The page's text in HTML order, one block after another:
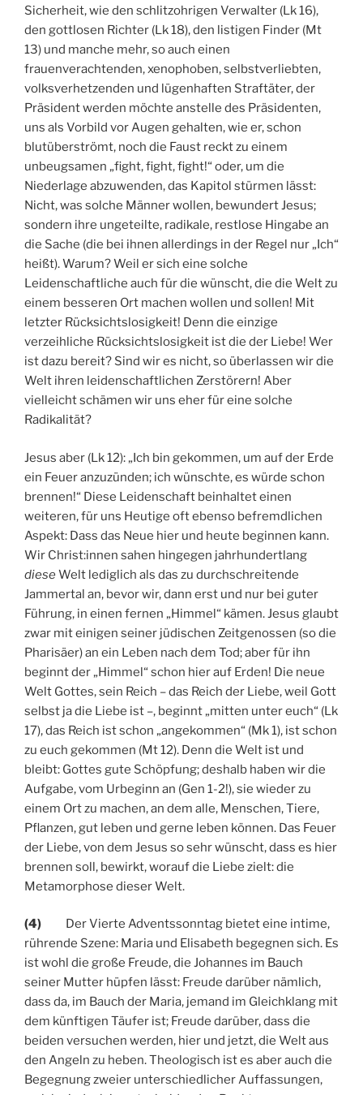
Sicherheit, wie den schlitzohrigen Verwalter (Lk 16),
den gottlosen Richter (Lk 18), den listigen Finder (Mt
13) und manche mehr, so auch einen
frauenverachtenden, xenophoben, selbstverliebten,
volksverhetzenden und lügenhaften Straftäter, der
Präsident werden möchte anstelle des Präsidenten,
uns als Vorbild vor Augen gehalten, wie er, schon
blutüberströmt, noch die Faust reckt zu einem
unbeugsamen „fight, fight, fight!“ oder, um die
Niederlage abzuwenden, das Kapitol stürmen lässt:
Nicht, was solche Männer wollen, bewundert Jesus;
sondern ihre ungeteilte, radikale, restlose Hingabe an
die Sache (die bei ihnen allerdings in der Regel nur „Ich“
heißt). Warum? Weil er sich eine solche
Leidenschaftliche auch für die wünscht, die die Welt zu
einem besseren Ort machen wollen und sollen! Mit
letzter Rücksichtslosigkeit! Denn die einzige
verzeihliche Rücksichtslosigkeit ist die der Liebe! Wer
ist dazu bereit? Sind wir es nicht, so überlassen wir die
Welt ihren leidenschaftlichen Zerstörern! Aber
vielleicht schämen wir uns eher für eine solche
Radikalität?
Jesus aber (Lk 12): „Ich bin gekommen, um auf der Erde
ein Feuer anzuzünden; ich wünschte, es würde schon
brennen!“ Diese Leidenschaft beinhaltet einen
weiteren, für uns Heutige oft ebenso befremdlichen
Aspekt: Dass das Neue hier und heute beginnen kann.
Wir Christ:innen sahen hingegen jahrhundertlang
dieseWelt lediglich als das zu durchschreitende
Jammertal an, bevor wir, dann erst und nur bei guter
Führung, in einen fernen „Himmel“ kämen. Jesus glaubt
zwar mit einigen seiner jüdischen Zeitgenossen (so die
Pharisäer) an ein Leben nach dem Tod; aber für ihn
beginnt der „Himmel“ schon hier auf Erden! Die neue
Welt Gottes, sein Reich – das Reich der Liebe, weil Gott
selbst ja die Liebe ist –, beginnt „mitten unter euch“ (Lk
17), das Reich ist schon „angekommen“ (Mk 1), ist schon
zu euch gekommen (Mt 12). Denn die Welt ist und
bleibt: Gottes gute Schöpfung; deshalb haben wir die
Aufgabe, vom Urbeginn an (Gen 1-2!), sie wieder zu
einem Ort zu machen, an dem alle, Menschen, Tiere,
Pflanzen, gut leben und gerne leben können. Das Feuer
der Liebe, von dem Jesus so sehr wünscht, dass es hier
brennen soll, bewirkt, worauf die Liebe zielt: die
Metamorphose dieser Welt.
(4) Der Vierte Adventssonntag bietet eine intime,
rührende Szene: Maria und Elisabeth begegnen sich. Es
ist wohl die große Freude, die Johannes im Bauch
seiner Mutter hüpfen lässt: Freude darüber nämlich,
dass da, im Bauch der Maria, jemand im Gleichklang mit
dem künftigen Täufer ist; Freude darüber, dass die
beiden versuchen werden, hier und jetzt, die Welt aus
den Angeln zu heben. Theologisch ist es aber auch die
Begegnung zweier unterschiedlicher Auffassungen,